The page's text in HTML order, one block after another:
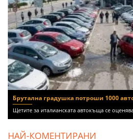
Брутална градушка потроши 1000
Щетите за италианската автокъща се
НАЙ-КОМЕНТИРАНИ